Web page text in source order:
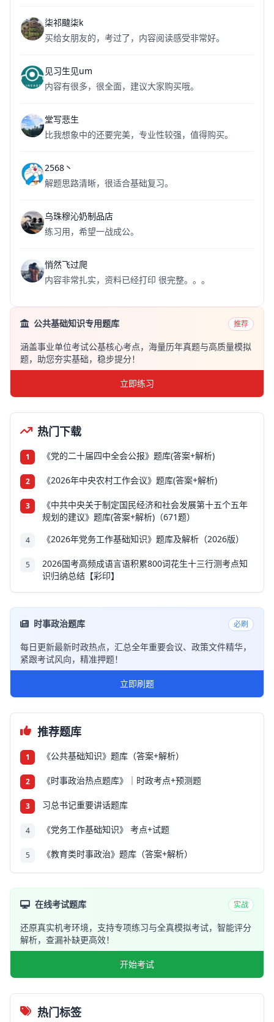
柒祁颹柒k
买给女朋友的，考过了，内容阅读感受非常好。
见习生见um
内容有很多，很全面，建议大家购买哦。
堂写悲生
比我想象中的还要完美，专业性较强，值得购买。
2568丶
解题思路清晰，很适合基础复习。
乌珠穆沁奶制品店
练习用，希望一战成公。
悄然飞过爬
内容非常扎实，资料已经打印 很完整。。。
公共基础知识专用题库 推荐
涵盖事业单位考试公基核心考点，海量历年真题与高质量模拟
题，助您夯实基础，稳步提分！
立即练习
热门下载
1 《党的二十届四中全会公报》题库(答案+解析)
2 《2026年中央农村工作会议》题库(答案+解析)
3
《中共中央关于制定国民经济和社会发展第十五个五年
规划的建议》题库(答案+解析)（671题）
4 《2026年党务工作基础知识》题库及解析（2026版）
5
2026国考高频成语言语积累800词花生十三行测考点知
识归纳总结【彩印】
时事政治题库 必刷
每日更新最新时政热点，汇总全年重要会议、政策文件精华，
紧跟考试风向，精准押题！
立即刷题
推荐题库
1 《公共基础知识》题库（答案+解析）
2 《时事政治热点题库》｜时政考点+预测题
3 习总书记重要讲话题库
4 《党务工作基础知识》 考点+试题
5 《教育类时事政治》题库（答案+解析）
在线考试题库 实战
还原真实机考环境，支持专项练习与全真模拟考试，智能评分
解析，查漏补缺更高效！
开始考试
热门标签